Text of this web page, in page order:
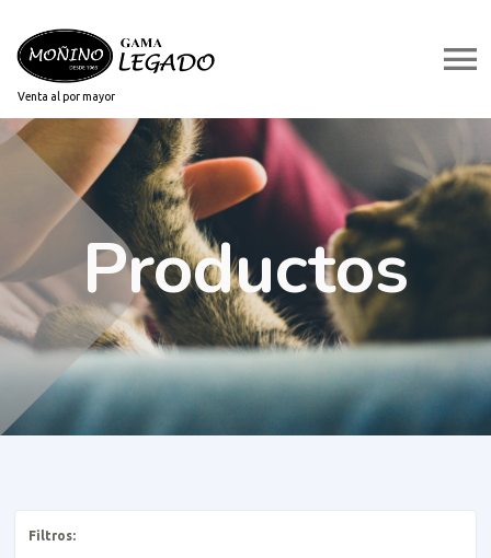
Venta al por mayor
Productos
Filtros: